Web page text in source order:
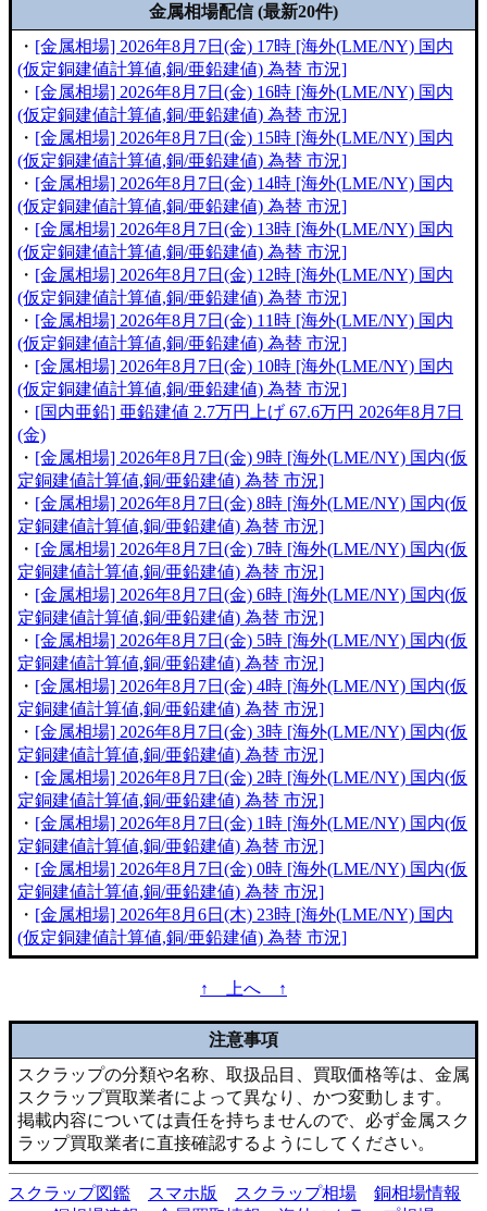
金属相場配信 (最新20件)
・ [金属相場] 2026年8月7日(金) 17時 [海外(LME/NY) 国内
(仮定銅建値計算値,銅/亜鉛建値) 為替 市況]
・ [金属相場] 2026年8月7日(金) 16時 [海外(LME/NY) 国内
(仮定銅建値計算値,銅/亜鉛建値) 為替 市況]
・ [金属相場] 2026年8月7日(金) 15時 [海外(LME/NY) 国内
(仮定銅建値計算値,銅/亜鉛建値) 為替 市況]
・ [金属相場] 2026年8月7日(金) 14時 [海外(LME/NY) 国内
(仮定銅建値計算値,銅/亜鉛建値) 為替 市況]
・ [金属相場] 2026年8月7日(金) 13時 [海外(LME/NY) 国内
(仮定銅建値計算値,銅/亜鉛建値) 為替 市況]
・ [金属相場] 2026年8月7日(金) 12時 [海外(LME/NY) 国内
(仮定銅建値計算値,銅/亜鉛建値) 為替 市況]
・ [金属相場] 2026年8月7日(金) 11時 [海外(LME/NY) 国内
(仮定銅建値計算値,銅/亜鉛建値) 為替 市況]
・ [金属相場] 2026年8月7日(金) 10時 [海外(LME/NY) 国内
(仮定銅建値計算値,銅/亜鉛建値) 為替 市況]
・ [国内亜鉛] 亜鉛建値 2.7万円上げ 67.6万円 2026年8月7日
(金)
・ [金属相場] 2026年8月7日(金) 9時 [海外(LME/NY) 国内(仮
定銅建値計算値,銅/亜鉛建値) 為替 市況]
・ [金属相場] 2026年8月7日(金) 8時 [海外(LME/NY) 国内(仮
定銅建値計算値,銅/亜鉛建値) 為替 市況]
・ [金属相場] 2026年8月7日(金) 7時 [海外(LME/NY) 国内(仮
定銅建値計算値,銅/亜鉛建値) 為替 市況]
・ [金属相場] 2026年8月7日(金) 6時 [海外(LME/NY) 国内(仮
定銅建値計算値,銅/亜鉛建値) 為替 市況]
・ [金属相場] 2026年8月7日(金) 5時 [海外(LME/NY) 国内(仮
定銅建値計算値,銅/亜鉛建値) 為替 市況]
・ [金属相場] 2026年8月7日(金) 4時 [海外(LME/NY) 国内(仮
定銅建値計算値,銅/亜鉛建値) 為替 市況]
・ [金属相場] 2026年8月7日(金) 3時 [海外(LME/NY) 国内(仮
定銅建値計算値,銅/亜鉛建値) 為替 市況]
・ [金属相場] 2026年8月7日(金) 2時 [海外(LME/NY) 国内(仮
定銅建値計算値,銅/亜鉛建値) 為替 市況]
・ [金属相場] 2026年8月7日(金) 1時 [海外(LME/NY) 国内(仮
定銅建値計算値,銅/亜鉛建値) 為替 市況]
・ [金属相場] 2026年8月7日(金) 0時 [海外(LME/NY) 国内(仮
定銅建値計算値,銅/亜鉛建値) 為替 市況]
・ [金属相場] 2026年8月6日(木) 23時 [海外(LME/NY) 国内
(仮定銅建値計算値,銅/亜鉛建値) 為替 市況]
↑ 上へ ↑
注意事項
スクラップの分類や名称、取扱品目、買取価格等は、金属
スクラップ買取業者によって異なり、かつ変動します。
掲載内容については責任を持ちませんので、必ず金属スク
ラップ買取業者に直接確認するようにしてください。
スクラップ図鑑 スマホ版 スクラップ相場
銅相場情報